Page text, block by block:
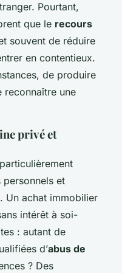
Pourtant,
que le recours
souvent de réduire
en contentieux.
de produire
une
privé et
et
Un achat immobilier
intérêt à soi-
: autant de
d’abus de
? Des